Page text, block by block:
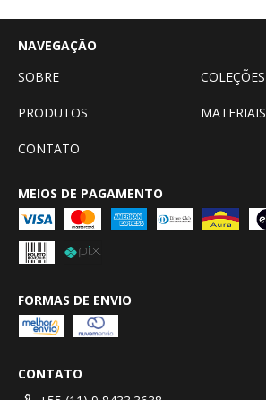
NAVEGAÇÃO
SOBRE
COLEÇÕES
PRODUTOS MATERIAIS
CONTATO
MEIOS DE PAGAMENTO
FORMAS DE ENVIO
CONTATO